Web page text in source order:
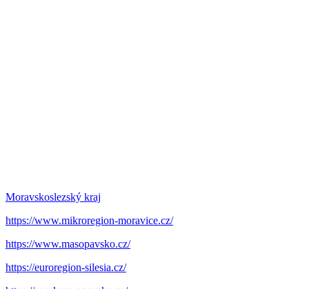
Moravskoslezský kraj
https://www.mikroregion-moravice.cz/
https://www.masopavsko.cz/
https://euroregion-silesia.cz/